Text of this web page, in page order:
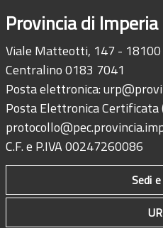
Provincia di Imperia
Viale Matteotti, 147 -
Centralino 0183 7041
Posta elettronica:
Posta Elettronica Certificata
C.F. e P.IVA 00247260086
Sedi